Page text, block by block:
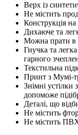
Верх із
Не містить
Конструкція на
Дихаюче та
Можна прати в
Гнучка та
гарного
Текстильна
Принт з Мумі-
Знімні
допоможе
Деталі, що
Не містить
Не містить